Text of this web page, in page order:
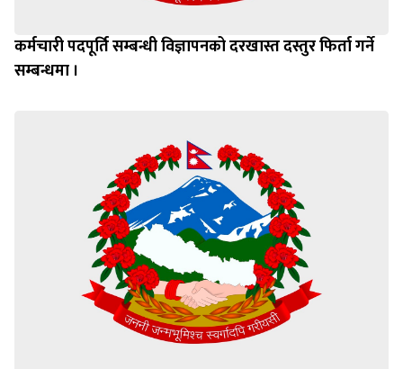
कर्मचारी पदपूर्ति सम्बन्धी विज्ञापनको दरखास्त दस्तुर फिर्ता गर्ने
सम्बन्धमा ।